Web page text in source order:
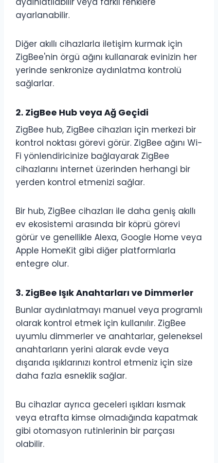
ayarlanabilir.
Diğer akıllı cihazlarla iletişim kurmak için
ZigBee'nin örgü ağını kullanarak evinizin her
yerinde senkronize aydınlatma kontrolü
sağlarlar.
2. ZigBee Hub veya Ağ Geçidi
ZigBee hub, ZigBee cihazları için merkezi bir
kontrol noktası görevi görür. ZigBee ağını Wi-
Fi yönlendiricinize bağlayarak ZigBee
cihazlarını internet üzerinden herhangi bir
yerden kontrol etmenizi sağlar.
Bir hub, ZigBee cihazları ile daha geniş akıllı
ev ekosistemi arasında bir köprü görevi
görür ve genellikle Alexa, Google Home veya
Apple HomeKit gibi diğer platformlarla
entegre olur.
3. ZigBee Işık Anahtarları ve Dimmerler
Bunlar aydınlatmayı manuel veya programlı
olarak kontrol etmek için kullanılır. ZigBee
uyumlu dimmerler ve anahtarlar, geleneksel
anahtarların yerini alarak evde veya
dışarıda ışıklarınızı kontrol etmeniz için size
daha fazla esneklik sağlar.
Bu cihazlar ayrıca geceleri ışıkları kısmak
veya etrafta kimse olmadığında kapatmak
gibi otomasyon rutinlerinin bir parçası
olabilir.